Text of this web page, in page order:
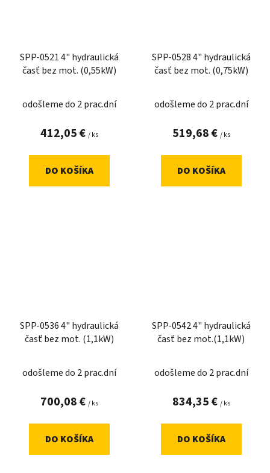
SPP-0521 4" hydraulická
časť bez mot. (0,55kW)
odošleme do 2 prac.dní
412,05 € / ks
DO KOŠÍKA
SPP-0528 4" hydraulická
časť bez mot. (0,75kW)
odošleme do 2 prac.dní
519,68 € / ks
DO KOŠÍKA
SPP-0536 4" hydraulická
časť bez mot. (1,1kW)
odošleme do 2 prac.dní
700,08 € / ks
DO KOŠÍKA
SPP-0542 4" hydraulická
časť bez mot.(1,1kW)
odošleme do 2 prac.dní
834,35 € / ks
DO KOŠÍKA